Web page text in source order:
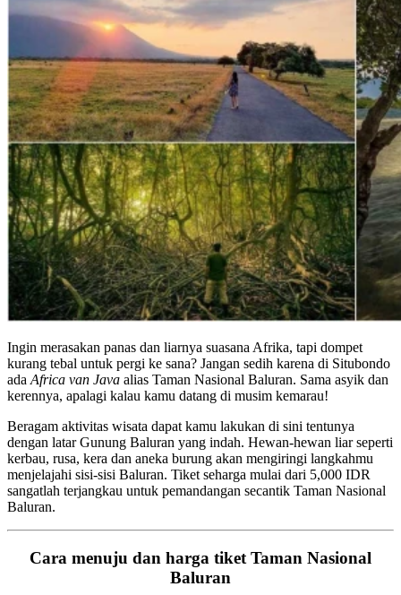
Ingin merasakan panas dan liarnya suasana Afrika, tapi dompet
kurang tebal untuk pergi ke sana? Jangan sedih karena di Situbondo
ada Africa van Java alias Taman Nasional Baluran. Sama asyik dan
kerennya, apalagi kalau kamu datang di musim kemarau!
Beragam aktivitas wisata dapat kamu lakukan di sini tentunya
dengan latar Gunung Baluran yang indah. Hewan-hewan liar seperti
kerbau, rusa, kera dan aneka burung akan mengiringi langkahmu
menjelajahi sisi-sisi Baluran. Tiket seharga mulai dari 5,000 IDR
sangatlah terjangkau untuk pemandangan secantik Taman Nasional
Baluran.
Cara menuju dan harga tiket Taman Nasional
Baluran